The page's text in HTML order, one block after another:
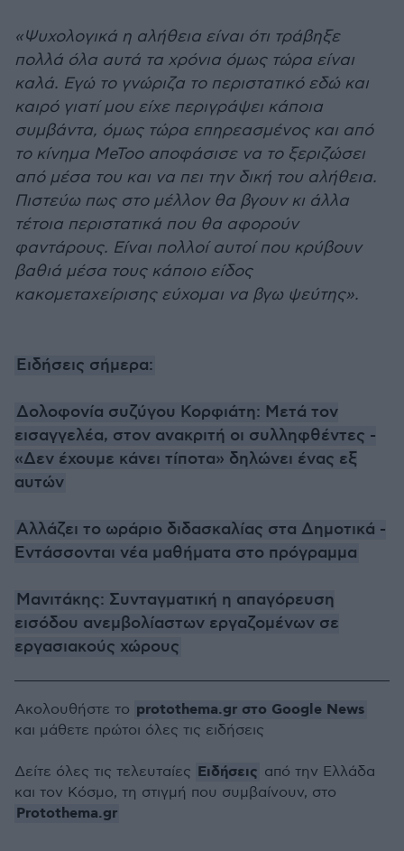
«Ψυχολογικά η αλήθεια είναι ότι τράβηξε
πολλά όλα αυτά τα χρόνια όμως τώρα είναι
καλά. Εγώ το γνώριζα το περιστατικό εδώ και
καιρό γιατί μου είχε περιγράψει κάποια
συμβάντα, όμως τώρα επηρεασμένος και από
το κίνημα MeToo αποφάσισε να το ξεριζώσει
από μέσα του και να πει την δική του αλήθεια.
Πιστεύω πως στο μέλλον θα βγουν κι άλλα
τέτοια περιστατικά που θα αφορούν
φαντάρους. Είναι πολλοί αυτοί που κρύβουν
βαθιά μέσα τους κάποιο είδος
κακομεταχείρισης εύχομαι να βγω ψεύτης».
Ειδήσεις σήμερα:
Δολοφονία συζύγου Κορφιάτη: Μετά τον
εισαγγελέα, στον ανακριτή οι συλληφθέντες -
«Δεν έχουμε κάνει τίποτα» δηλώνει ένας εξ
αυτών
Αλλάζει το ωράριο διδασκαλίας στα Δημοτικά -
Εντάσσονται νέα μαθήματα στο πρόγραμμα
Μανιτάκης: Συνταγματική η απαγόρευση
εισόδου ανεμβολίαστων εργαζομένων σε
εργασιακούς χώρους
Ακολουθήστε το protothema.gr στο Google News
και μάθετε πρώτοι όλες τις ειδήσεις
Δείτε όλες τις τελευταίες Ειδήσεις από την Ελλάδα
και τον Κόσμο, τη στιγμή που συμβαίνουν, στο
Protothema.gr